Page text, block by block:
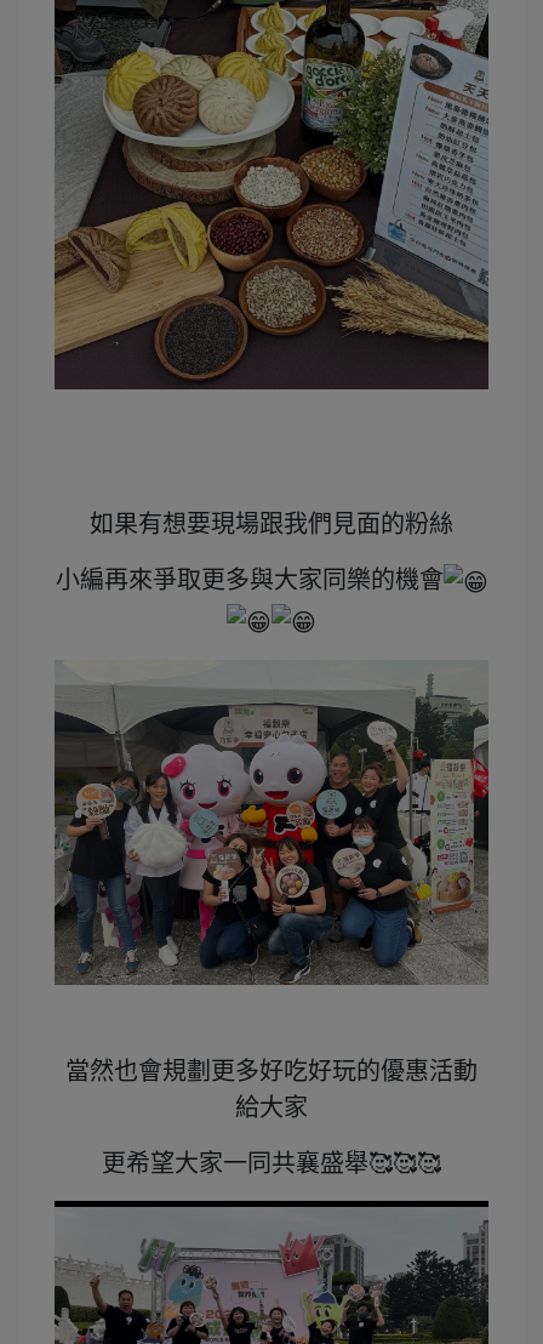
如果有想要現場跟我們見面的粉絲
小編再來爭取更多與大家同樂的機會
當然也會規劃更多好吃好玩的優惠活動
給大家
更希望大家一同共襄盛舉🥰🥰🥰